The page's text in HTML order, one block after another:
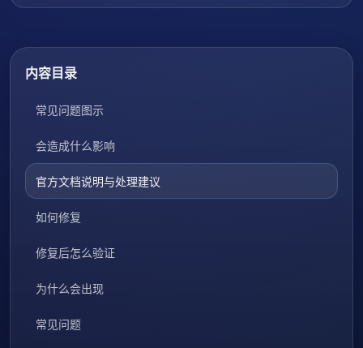
内容目录
常见问题图示
会造成什么影响
官方文档说明与处理建议
如何修复
修复后怎么验证
为什么会出现
常见问题